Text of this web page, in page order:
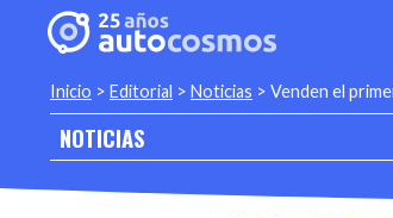
Inicio > Editorial > Noticias > Venden el
NOTICIAS